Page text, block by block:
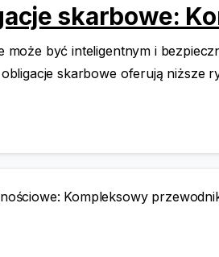
skarbowe:
może być inteligentnym i
skarbowe oferują